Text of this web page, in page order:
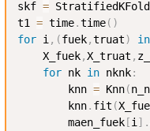
skf = StratifiedKFold
t1 = time.time( )
for i , (fuek,truat) in
    X_fuek
,X_truat ,
for nk in nknk:
        knn
= Knn(
        knn
. fit (
        maen_fuek
[i ] .